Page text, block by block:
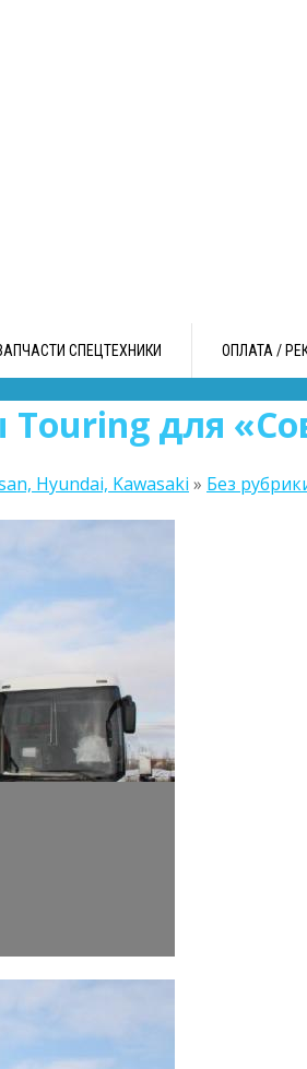
СПЕЦТЕХНИКИ ОПЛАТА /
для
Hyundai, Kawasaki » Без